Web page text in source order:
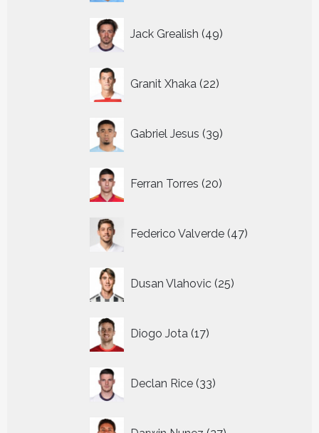
Jack Grealish 49
producten
Granit Xhaka 22
producten
Gabriel Jesus 39
producten
Ferran Torres 20
producten
Federico Valverde 47
producten
Dusan Vlahovic 25
producten
Diogo Jota 17
producten
Declan Rice 33
producten